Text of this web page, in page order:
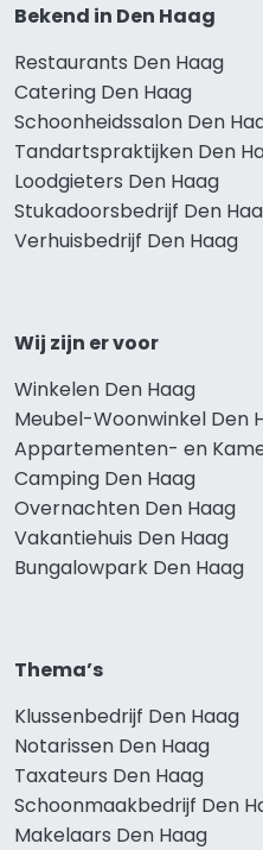
Bekend in Den Haag
Restaurants Den Haag
Catering Den Haag
Schoonheidssalon Den
Tandartspraktijken Den
Loodgieters Den Haag
Stukadoorsbedrijf Den
Verhuisbedrijf Den Haag
Wij zijn er voor
Winkelen Den Haag
Meubel-Woonwinkel Den
Appartementen- en
Camping Den Haag
Overnachten Den Haag
Vakantiehuis Den Haag
Bungalowpark Den Haag
Thema’s
Klussenbedrijf Den Haag
Notarissen Den Haag
Taxateurs Den Haag
Schoonmaakbedrijf Den
Makelaars Den Haag